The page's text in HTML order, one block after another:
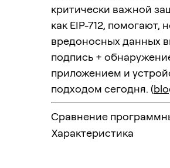
критически важной
как EIP-712,
вредоносных данных
подпись +
приложением и
подходом сегодня. (
Сравнение
Характеристика